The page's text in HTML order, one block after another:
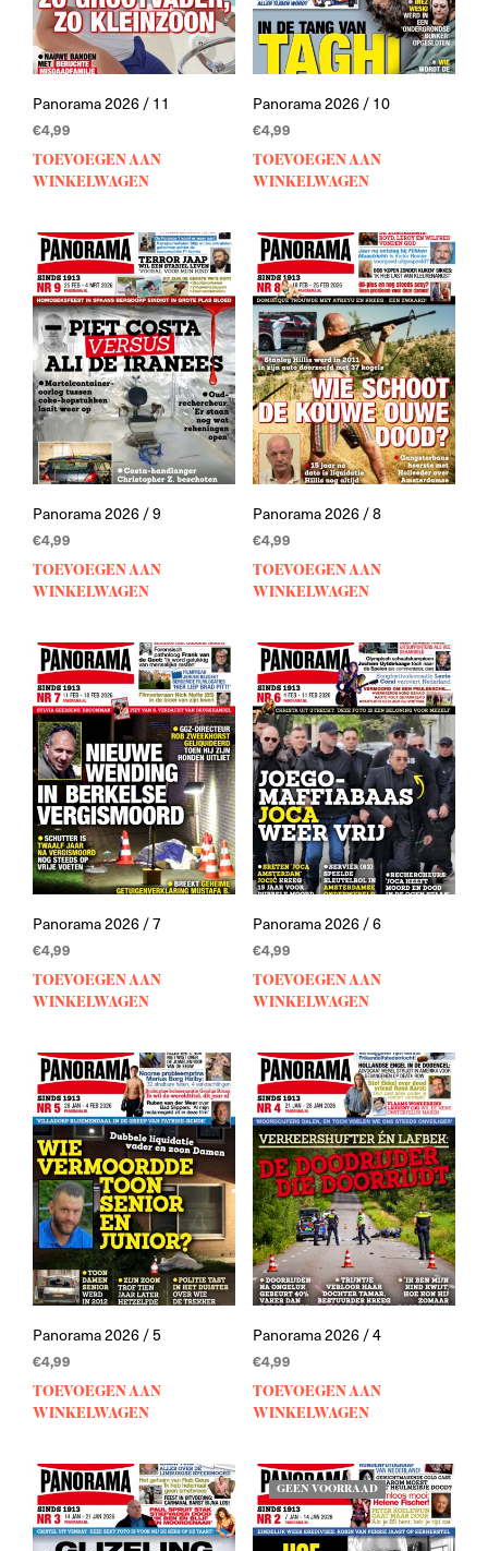
Panorama 2026 / 11
€4,99
TOEVOEGEN AAN
WINKELWAGEN
Panorama 2026 / 10
€4,99
TOEVOEGEN AAN
WINKELWAGEN
Panorama 2026 / 9
€4,99
TOEVOEGEN AAN
WINKELWAGEN
Panorama 2026 / 8
€4,99
TOEVOEGEN AAN
WINKELWAGEN
Panorama 2026 / 7
€4,99
TOEVOEGEN AAN
WINKELWAGEN
Panorama 2026 / 6
€4,99
TOEVOEGEN AAN
WINKELWAGEN
Panorama 2026 / 5
€4,99
TOEVOEGEN AAN
WINKELWAGEN
Panorama 2026 / 4
€4,99
TOEVOEGEN AAN
WINKELWAGEN
GEEN VOORRAAD